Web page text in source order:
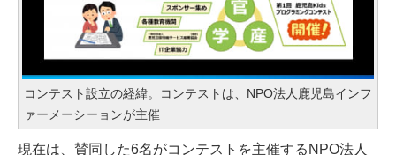
コンテスト設立の経緯。コンテストは、NPO法人鹿児島インフ
ァーメーシーョンが主催
現在は、賛同した6名がコンテストを主催するNPO法人